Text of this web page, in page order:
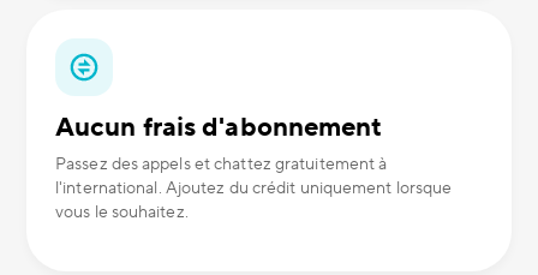
Aucun frais d'abonnement
Passez des appels et chattez gratuitement à
l'international. Ajoutez du crédit uniquement lorsque
vous le souhaitez.